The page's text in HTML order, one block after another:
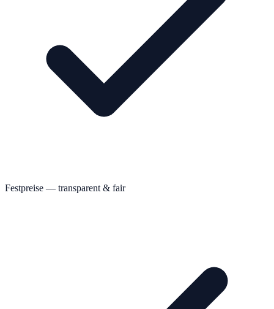
Festpreise — transparent & fair